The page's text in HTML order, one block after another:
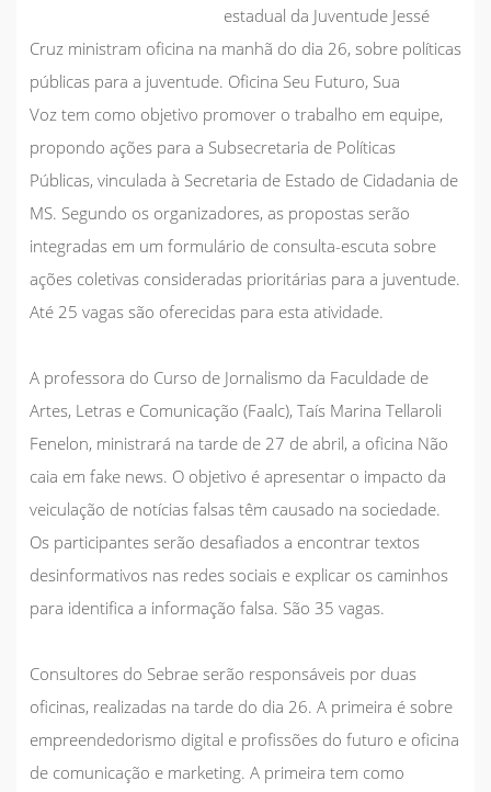
estadual da Juventude Jessé
Cruz ministram oficina na manhã do dia 26, sobre políticas
públicas para a juventude. Oficina Seu Futuro, Sua
Voz tem como objetivo promover o trabalho em equipe,
propondo ações para a Subsecretaria de Políticas
Públicas, vinculada à Secretaria de Estado de Cidadania de
MS. Segundo os organizadores, as propostas serão
integradas em um formulário de consulta-escuta sobre
ações coletivas consideradas prioritárias para a juventude.
Até 25 vagas são oferecidas para esta atividade.
A professora do Curso de Jornalismo da Faculdade de
Artes, Letras e Comunicação (Faalc), Taís Marina Tellaroli
Fenelon, ministrará na tarde de 27 de abril, a oficina Não
caia em fake news. O objetivo é apresentar o impacto da
veiculação de notícias falsas têm causado na sociedade.
Os participantes serão desafiados a encontrar textos
desinformativos nas redes sociais e explicar os caminhos
para identifica a informação falsa. São 35 vagas.
Consultores do Sebrae serão responsáveis por duas
oficinas, realizadas na tarde do dia 26. A primeira é sobre
empreendedorismo digital e profissões do futuro e oficina
de comunicação e marketing. A primeira tem como